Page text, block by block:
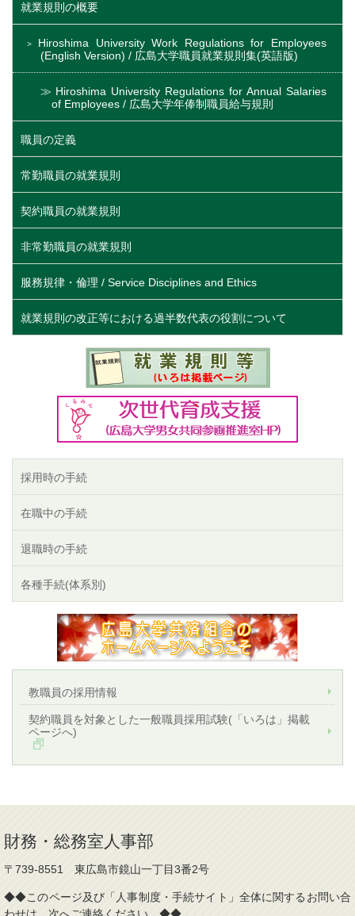
就業規則の概要
Hiroshima University Work Regulations for Employees
(English Version) / 広島大学職員就業規則集(英語版)
Hiroshima University Regulations for Annual Salaries
of Employees / 広島大学年俸制職員給与規則
職員の定義
常勤職員の就業規則
契約職員の就業規則
非常勤職員の就業規則
服務規律・倫理 / Service Disciplines and Ethics
就業規則の改正等における過半数代表の役割について
採用時の手続
在職中の手続
退職時の手続
各種手続(体系別)
教職員の採用情報
契約職員を対象とした一般職員採用試験(「いろは」掲載
ページへ)
財務・総務室人事部
〒739-8551 東広島市鏡山一丁目3番2号
◆◆このページ及び「人事制度・手続サイト」全体に関するお問い合